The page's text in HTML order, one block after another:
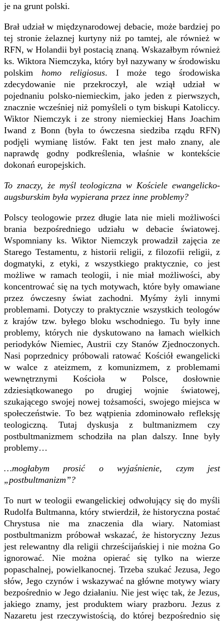
je na grunt polski.
Brał udział w międzynarodowej debacie, może bardziej po
tej stronie żelaznej kurtyny niż po tamtej, ale również w
RFN, w Holandii był postacią znaną. Wskazałbym również
ks. Wiktora Niemczyka, który był nazywany w środowisku
polskim homo religiosus. I może tego środowiska
zdecydowanie nie przekroczył, ale wziął udział w
pojednaniu polsko-niemieckim, jako jeden z pierwszych,
znacznie wcześniej niż pomyśleli o tym biskupi Katoliccy.
Wiktor Niemczyk i ze strony niemieckiej Hans Joachim
Iwand z Bonn (była to ówczesna siedziba rządu RFN)
podjęli wymianę listów. Fakt ten jest mało znany, ale
naprawdę godny podkreślenia, właśnie w kontekście
dokonań europejskich.
To znaczy, że myśl teologiczna w Kościele ewangelicko-
augsburskim była wypierana przez inne problemy?
Polscy teologowie przez długie lata nie mieli możliwości
brania bezpośredniego udziału w debacie światowej.
Wspomniany ks. Wiktor Niemczyk prowadził zajęcia ze
Starego Testamentu, z historii religii, z filozofii religii, z
dogmatyki, z etyki, z wszystkiego praktycznie, co jest
możliwe w ramach teologii, i nie miał możliwości, aby
koncentrować się na tych motywach, które były omawiane
przez ówczesny świat zachodni. Myśmy żyli innymi
problemami. Dotyczy to praktycznie wszystkich teologów
z krajów tzw. byłego bloku wschodniego. Tu były inne
problemy, których nie dyskutowano na łamach wielkich
periodyków Niemiec, Austrii czy Stanów Zjednoczonych.
Nasi poprzednicy próbowali ratować Kościół ewangelicki
w walce z ateizmem, z komunizmem, z problemami
wewnętrznymi Kościoła w Polsce, dosłownie
zdziesiątkowanego po drugiej wojnie światowej,
szukającego swojej nowej tożsamości, swojego miejsca w
społeczeństwie. To bez wątpienia zdominowało refleksję
teologiczną. Tutaj dyskusja z bultmanizmem czy
postbultmanizmem schodziła na plan dalszy. Inne były
problemy…
…mogłabym prosić o wyjaśnienie, czym jest
„postbultmanizm”?
To nurt w teologii ewangelickiej odwołujący się do myśli
Rudolfa Bultmanna, który stwierdził, że historyczna postać
Chrystusa nie ma znaczenia dla wiary. Natomiast
postbultmanizm próbował wskazać, że historyczny Jezus
jest relewantny dla religii chrześcijańskiej i nie można Go
ignorować. Nie można opierać się tylko na wierze
popaschalnej, powielkanocnej. Trzeba szukać Jezusa, Jego
słów, Jego czynów i wskazywać na główne motywy wiary
bezpośrednio w Jego działaniu. Nie jest więc tak, że Jezus,
jakiego znamy, jest produktem wiary prazboru. Jezus z
Nazaretu jest rzeczywistością, do której bezpośrednio się